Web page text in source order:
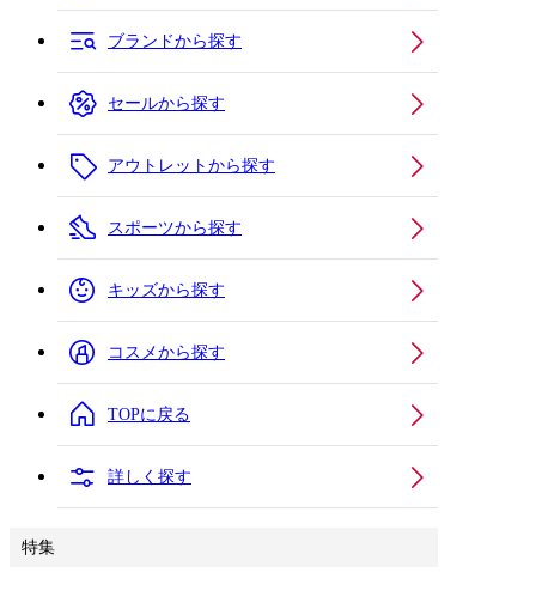
ブランドから探す
セールから探す
アウトレットから探す
スポーツから探す
キッズから探す
コスメから探す
TOPに戻る
詳しく探す
特集